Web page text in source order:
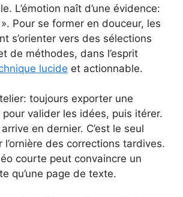
L’émotion naît d’une évidence:
Pour se former en douceur, les
s’orienter vers des sélections
de méthodes, dans l’esprit
lucide et actionnable.
toujours exporter une
valider les idées, puis itérer.
en dernier. C’est le seul
l’ornière des corrections tardives.
courte peut convaincre un
qu’une page de texte.